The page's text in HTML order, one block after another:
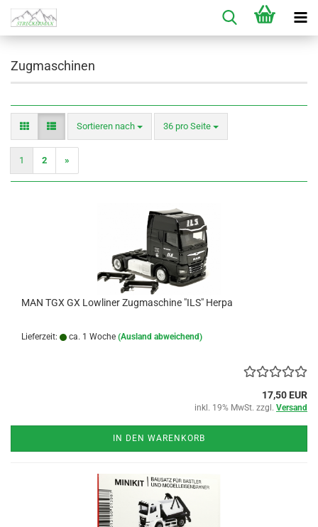
Zugmaschinen
Sortieren nach
Sortieren nach 36 pro Seite
pro Seite
1 2 »
MAN TGX GX Lowliner Zugmaschine "ILS" Herpa
Lieferzeit: ca. 1 Woche (Ausland abweichend)
17,50 EUR
inkl. 19% MwSt. zzgl. Versand
IN DEN WARENKORB